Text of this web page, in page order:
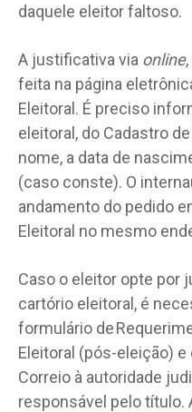
daquele eleitor faltoso.
A justificativa via online
feita na página
Eleitoral. É preciso
eleitoral, do Cadastro
nome, a data de
(caso conste). O
andamento do pedido
Eleitoral no mesmo
Caso o eleitor opte por
cartório eleitoral, é
formulário de
Eleitoral (pós-eleição)
Correio à autoridade
responsável pelo título.